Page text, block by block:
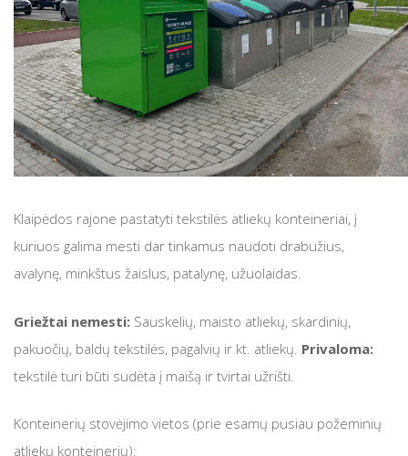
Prekybininkams
Dažnai užduodami klausimai (D.U.K)
Skolų išieškojimas
Pusiau požeminių konteinerių ir varpelių išvežimo
Pakelių pjovimo grafikas
Statistika
Įdomūs faktai apie atliekas
Namudinio kompostavimo konteineriai
Pavojingų atliekų tvarkymas
Tekstilės atliekos
Didelių gabaritų ir žaliųjų atliekų surinkimo
GARGŽDŲ didelių gabaritų atliekų surinkimo
Namudinio kompostavimo konteineriai
Pavojingų atliekų tvarkymas
Padangų pridavimas
Tekstilės atliekos
Klaipėdos rajone pastatyti tekstilės atliekų konteineriai, į
kuriuos galima mesti dar tinkamus naudoti drabužius,
avalynę, minkštus žaislus, patalynę, užuolaidas.
Griežtai nemesti: Sauskelių, maisto atliekų, skardinių,
pakuočių, baldų tekstilės, pagalvių ir kt. atliekų. Privaloma:
tekstilė turi būti sudėta į maišą ir tvirtai užrišti.
Konteinerių stovėjimo vietos (prie esamų pusiau požeminių
atliekų konteinerių):